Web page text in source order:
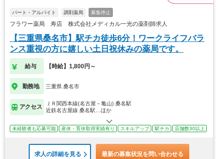
パート・アルバイト 調剤薬局 募集停止
フラワー薬局 寿店 株式会社メディカル一光の薬剤師求人
【三重県桑名市】駅チカ徒歩6分！ワークライフバラ
ンス重視の方に嬉しい土日祝休みの薬局です。
給与 【時給】1,800円～
勤務地 三重県 桑名市
アクセス
ＪＲ関西本線(名古屋－亀山) 桑名駅
近鉄名古屋線 桑名駅…ほか
未経験者も応募可能 産休・育休取得実績有り スキルアップ 駅チカ 店舗数30以上
求人の詳細を見る 最新の募集状況を問い合わせる